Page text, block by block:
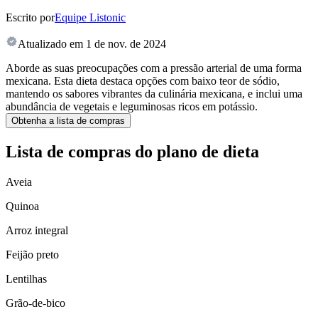
Escrito porEquipe Listonic
Atualizado em 1 de nov. de 2024
Aborde as suas preocupações com a pressão arterial de uma forma
mexicana. Esta dieta destaca opções com baixo teor de sódio,
mantendo os sabores vibrantes da culinária mexicana, e inclui uma
abundância de vegetais e leguminosas ricos em potássio.
Obtenha a lista de compras
Lista de compras do plano de dieta
Aveia
Quinoa
Arroz integral
Feijão preto
Lentilhas
Grão-de-bico